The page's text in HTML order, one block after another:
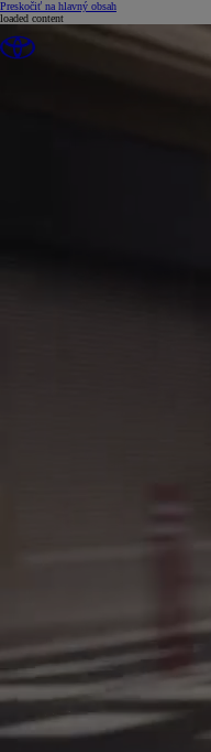
Preskočiť na hlavný obsah(Press Enter)
loaded content